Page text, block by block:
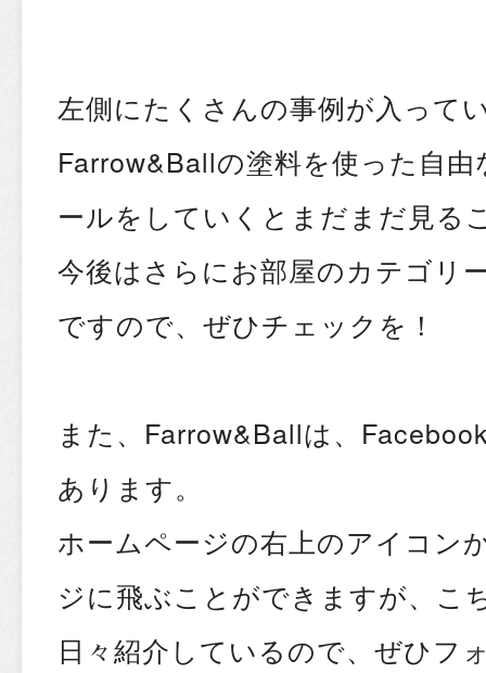
左側にたくさんの事例が入って
Farrow&Ballの塗料を使った自
ールをしていくとまだまだ見る
今後はさらにお部屋のカテゴリ
ですので、ぜひチェックを！
また、Farrow&Ballは、
あります。
ホームページの右上のアイコン
ジに飛ぶことができますが、こ
日々紹介しているので、ぜひフ